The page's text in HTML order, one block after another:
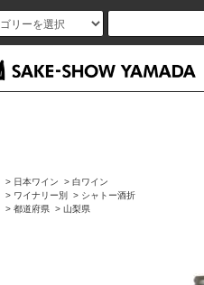
> 日本ワイン >白ワイン
> ワイナリー別 > シャトー酒折
>都道府県 >山梨県